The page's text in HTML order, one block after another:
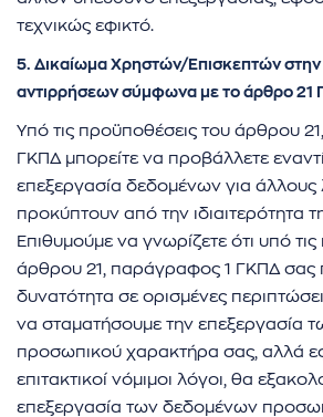
τεχνικώς εφικτό.
5. Δικαίωμα Χρηστών/Επισκεπτών
αντιρρήσεων σύμφωνα με το άρθρο 21
Υπό τις προϋποθέσεις του άρθρου
ΓΚΠΔ μπορείτε να προβάλλετε
επεξεργασία δεδομένων για
προκύπτουν από την ιδιαιτερότητα
Επιθυμούμε να γνωρίζετε ότι υπό
άρθρου 21, παράγραφος 1 ΓΚΠΔ σας
δυνατότητα σε ορισμένες
να σταματήσουμε την επεξεργασία
προσωπικού χαρακτήρα σας, αλλά
επιτακτικοί νόμιμοι λόγοι, θα
επεξεργασία των δεδομένων